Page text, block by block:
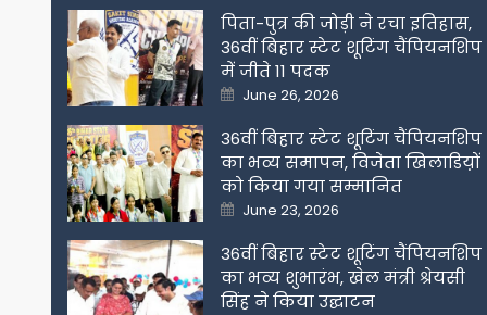
पिता-पुत्र की जोड़ी ने रचा इतिहास,
36वीं बिहार स्टेट शूटिंग चैंपियनशिप
में जीते 11 पदक
Posted
on
June 26, 2026
36वीं बिहार स्टेट शूटिंग चैंपियनशिप
का भव्य समापन, विजेता खिलाडिय़ों
को किया गया सम्मानित
Posted
on
June 23, 2026
36वीं बिहार स्टेट शूटिंग चैंपियनशिप
का भव्य शुभारंभ, खेल मंत्री श्रेयसी
सिंह ने किया उद्घाटन